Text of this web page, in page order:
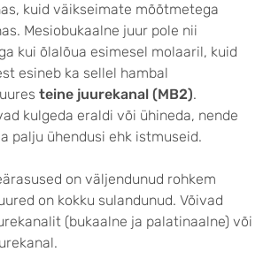
kuid väikseimate mõõtmetega
Mesiobukaalne juur pole nii
kui õlalõua esimesel molaaril, kuid
esineb ka sellel hambal
teine juurekanal (MB2).
kulgeda eraldi või ühineda, nende
palju ühendusi ehk istmuseid.
on väljendunud rohkem
on kokku sulandunud. Võivad
(bukaalne ja palatinaalne) või